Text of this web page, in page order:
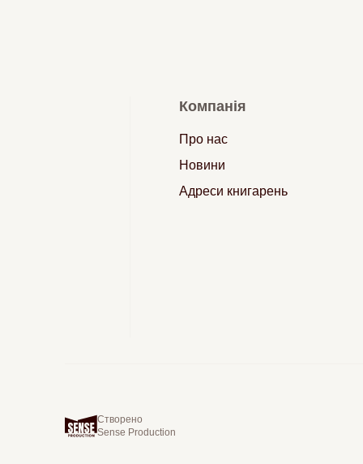
Компанія
Про нас
Новини
Адреси книгарень
Створено
Sense Production